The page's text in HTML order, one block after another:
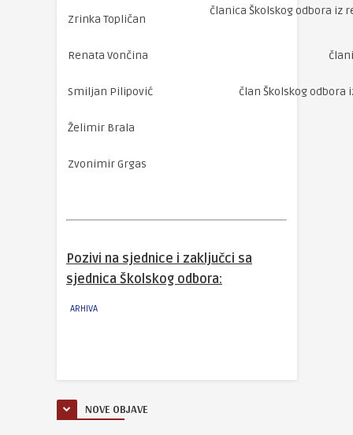
Zrinka Topličan
članica Školskog odbora iz
Renata Vončina
Smiljan Pilipović član Školskog
Želimir Brala
Zvonimir Grgas
Pozivi na sjednice i zaključci sa
sjednica Školskog odbora:
ARHIVA
NOVE OBJAVE